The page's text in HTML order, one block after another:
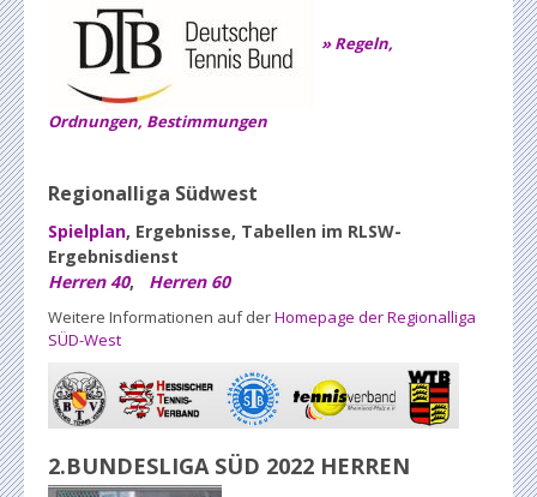
» Regeln,
Ordnungen, Bestimmungen
Regionalliga Südwest
Spielplan, Ergebnisse, Tabellen im RLSW-
Ergebnisdienst
Herren 40, Herren 60
Weitere Informationen auf derHomepage der Regionalliga
SÜD-West
2.BUNDESLIGA SÜD 2022 HERREN